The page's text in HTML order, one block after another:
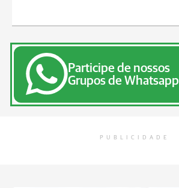
Participe de nossos
Grupos de Whatsapp
PUBLICIDADE